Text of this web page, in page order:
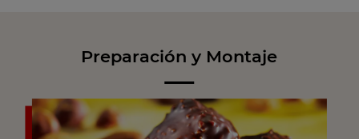
Preparación y Montaje